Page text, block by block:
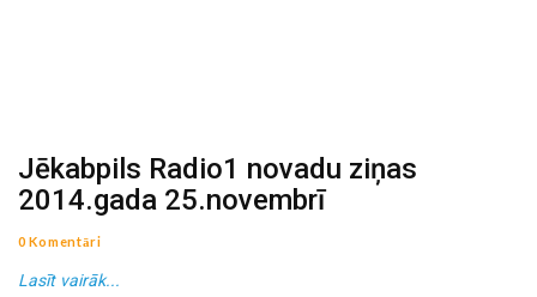
Jēkabpils Radio1 novadu ziņas
2014.gada 25.novembrī
0 Komentāri
Lasīt vairāk...